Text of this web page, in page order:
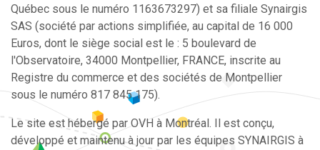
Québec sous le numéro 1163673297) et sa filiale Synairgis
SAS (société par actions simplifiée, au capital de 16 000
Euros, dont le siège social est le : 5 boulevard de
l'Observatoire, 34000 Montpellier, FRANCE, inscrite au
Registre du commerce et des sociétés de Montpellier
sous le numéro 817 845 175).
Le site est hébergé par OVH à Montréal. Il est conçu,
développé et maintenu à jour par les équipes SYNAIRGIS à